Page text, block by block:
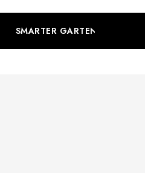
SMARTER GARTEN